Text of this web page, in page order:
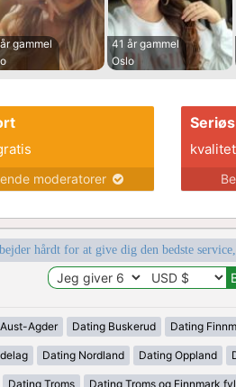
gammel
41 år gammel
Oslo
moderatorer
Seriøs
hårdt for at give dig den bedste
Agder Dating Buskerud Dating
Dating Nordland Dating Oppland
Dating Troms Dating Troms og Finnmark